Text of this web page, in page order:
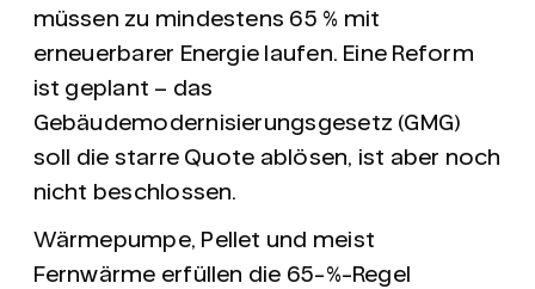
müssen zu mindestens 65 % mit
erneuerbarer Energie laufen. Eine Reform
ist geplant – das
Gebäudemodernisierungsgesetz (GMG)
soll die starre Quote ablösen, ist aber noch
nicht beschlossen.
Wärmepumpe, Pellet und meist
Fernwärme erfüllen die 65-%-Regel